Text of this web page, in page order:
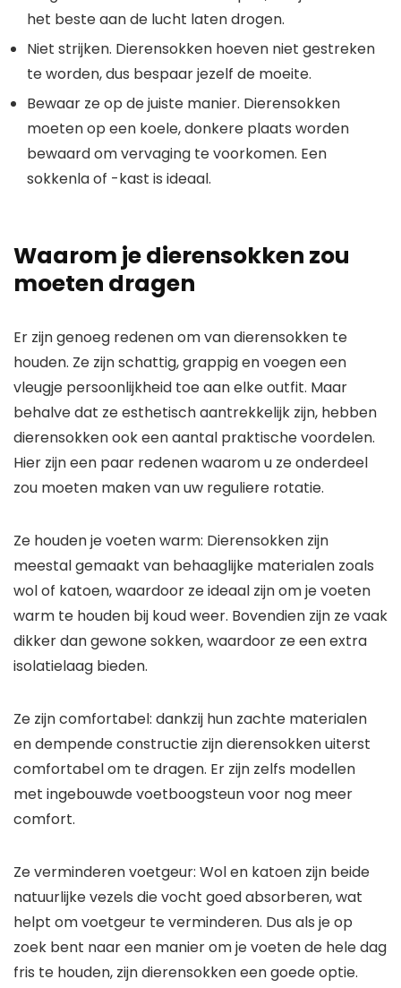
het beste aan de lucht laten drogen.
Niet strijken. Dierensokken hoeven niet gestreken
te worden, dus bespaar jezelf de moeite.
Bewaar ze op de juiste manier. Dierensokken
moeten op een koele, donkere plaats worden
bewaard om vervaging te voorkomen. Een
sokkenla of -kast is ideaal.
Waarom je dierensokken zou
moeten dragen
Er zijn genoeg redenen om van dierensokken te
houden. Ze zijn schattig, grappig en voegen een
vleugje persoonlijkheid toe aan elke outfit. Maar
behalve dat ze esthetisch aantrekkelijk zijn, hebben
dierensokken ook een aantal praktische voordelen.
Hier zijn een paar redenen waarom u ze onderdeel
zou moeten maken van uw reguliere rotatie.
Ze houden je voeten warm: Dierensokken zijn
meestal gemaakt van behaaglijke materialen zoals
wol of katoen, waardoor ze ideaal zijn om je voeten
warm te houden bij koud weer. Bovendien zijn ze vaak
dikker dan gewone sokken, waardoor ze een extra
isolatielaag bieden.
Ze zijn comfortabel: dankzij hun zachte materialen
en dempende constructie zijn dierensokken uiterst
comfortabel om te dragen. Er zijn zelfs modellen
met ingebouwde voetboogsteun voor nog meer
comfort.
Ze verminderen voetgeur: Wol en katoen zijn beide
natuurlijke vezels die vocht goed absorberen, wat
helpt om voetgeur te verminderen. Dus als je op
zoek bent naar een manier om je voeten de hele dag
fris te houden, zijn dierensokken een goede optie.